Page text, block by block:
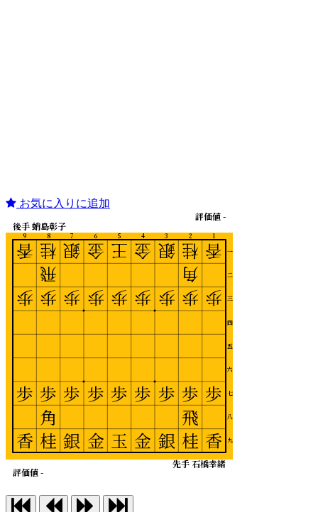
お気に入りに追加
1
2
3
4
5
6
7
8
9
一
二
三
四
五
六
七
八
九
先手 石橋幸緒
後手 蛸島彰子
評価値 -
評価値 -
香
歩
歩
香
桂
角
歩
歩
飛
桂
銀
歩
歩
銀
金
歩
歩
金
王
歩
歩
玉
金
歩
歩
金
銀
歩
歩
銀
桂
飛
歩
歩
角
桂
香
歩
歩
香